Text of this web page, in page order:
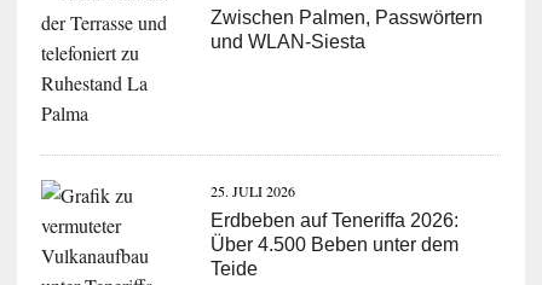
Zwischen Palmen, Passwörtern
und WLAN-Siesta
25. JULI 2026
Erdbeben auf Teneriffa 2026:
Über 4.500 Beben unter dem
Teide